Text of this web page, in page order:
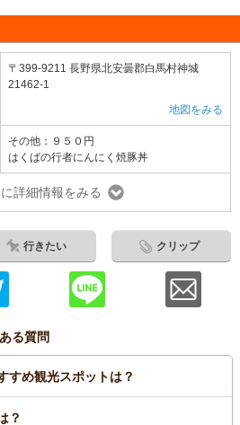
〒399-9211 長野県北安曇郡白馬村神城
21462-1
地図をみる
その他：９５０円
はくばの行者にんにく焼豚丼
詳細情報をみる
行きたい クリップ
る質問
すめ観光スポットは？
？